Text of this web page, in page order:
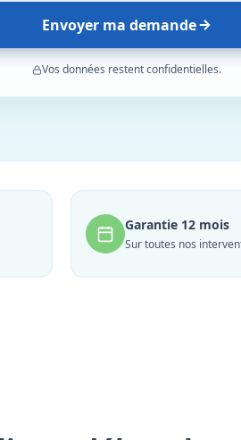
Envoyer ma demande
Vos données restent confidentielles.
Garantie 12 mois
Sur toutes nos